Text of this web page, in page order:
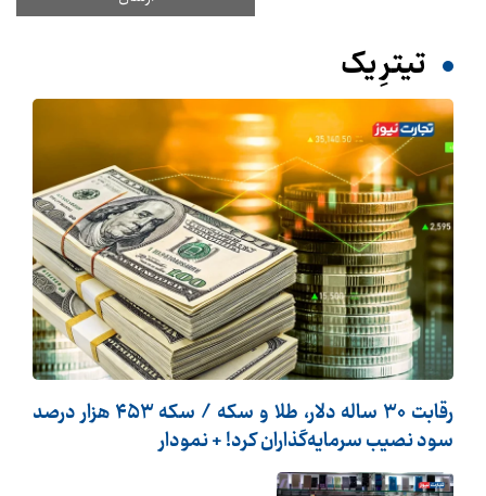
تیترِ یک
رقابت ۳۰ ساله دلار، طلا و سکه / سکه ۴۵۳ هزار درصد
سود نصیب سرمایه‌گذاران کرد! + نمودار